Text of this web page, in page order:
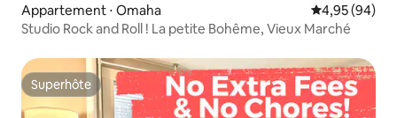
Appartement ⋅ Omaha Évaluation
4,95 (94)
Studio Rock and Roll ! La petite Bohême, Vieux Marché
Superhôte
Superhôte